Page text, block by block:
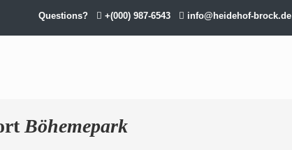
Questions? +(000) 987-6543 info@heidehof-brock.de
Böhemepark